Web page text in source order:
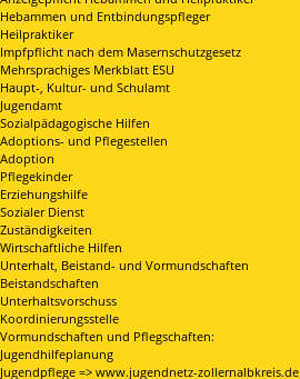
Hebammen und Entbindungspfleger
Heilpraktiker
Impfpflicht nach dem Masernschutzgesetz
Mehrsprachiges Merkblatt ESU
Haupt-, Kultur- und Schulamt
Jugendamt
Sozialpädagogische Hilfen
Adoptions- und Pflegestellen
Adoption
Pflegekinder
Erziehungshilfe
Sozialer Dienst
Zuständigkeiten
Wirtschaftliche Hilfen
Unterhalt, Beistand- und Vormundschaften
Beistandschaften
Unterhaltsvorschuss
Koordinierungsstelle
Vormundschaften und Pflegschaften:
Jugendhilfeplanung
Jugendpflege => www.jugendnetz-zollernalbkreis.de